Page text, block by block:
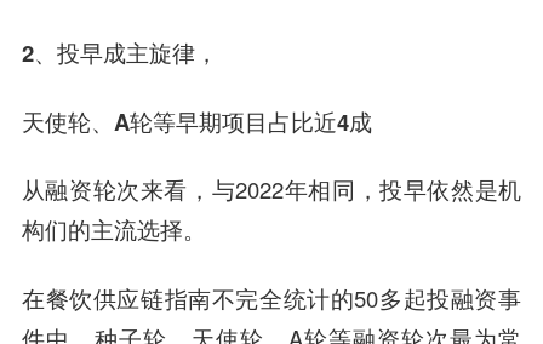
2、投早成主旋律，
天使轮、A轮等早期项目占比近4成
从融资轮次来看，与2022年相同，投早依然是机
构们的主流选择。
在餐饮供应链指南不完全统计的50多起投融资事